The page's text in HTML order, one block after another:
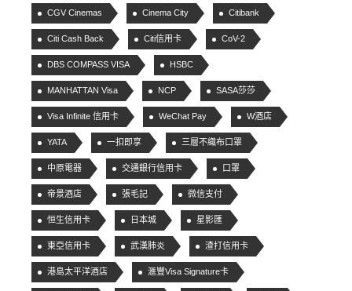
CGV Cinemas Cinema City Citibank
Citi Cash Back Citi信用卡 CoV-2
DBS COMPASS VISA HSBC
MANHATTAN Visa NCP SASA莎莎
Visa Infinite 信用卡 WeChat Pay W酒店
YATA 一扣即享 三層不織布口罩
中原電器 交通銀行信用卡 口罩
帝景酒店 張毛記 微信支付
恒生信用卡 日本城 星影匯
東亞信用卡 武漢肺炎 渣打信用卡
港島太平洋酒店 滙豐Visa Signature卡